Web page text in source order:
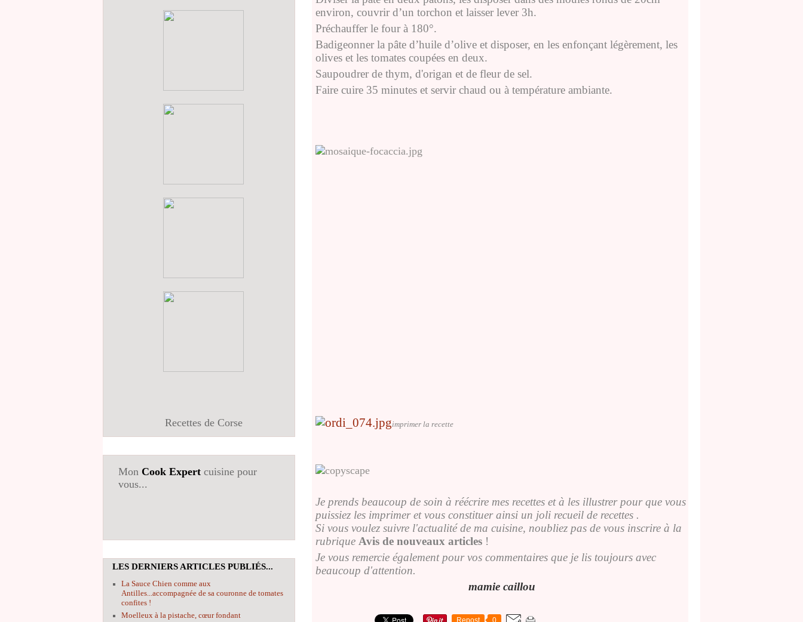
Recettes de Corse
Mon Cook Expert cuisine pour
vous...
LES DERNIERS ARTICLES PUBLIÉS...
La Sauce Chien comme aux
Antilles...accompagnée de sa couronne de tomates
confites !
Moelleux à la pistache, cœur fondant
environ, couvrir d’un torchon et laisser lever 3h.
Préchauffer le four à 180°.
Badigeonner la pâte d’huile d’olive et disposer, en les enfonçant légèrement, les
olives et les tomates coupées en deux.
Saupoudrer de thym, d'origan et de fleur de sel.
Faire cuire 35 minutes et servir chaud ou à température ambiante.
imprimer la recette
Je prends beaucoup de soin à réécrire mes recettes et à les illustrer pour que vous
puissiez les imprimer et vous constituer ainsi un joli recueil de recettes .
Si vous voulez suivre l'actualité de ma cuisine, noubliez pas de vous inscrire à la
rubrique Avis de nouveaux articles !
Je vous remercie également pour vos commentaires que je lis toujours avec
beaucoup d'attention.
mamie caillou
Repost 0